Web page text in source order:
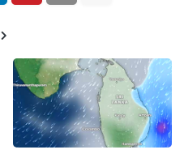
ග්‍රෑම් 8 රන් මිල රු.
වේ.